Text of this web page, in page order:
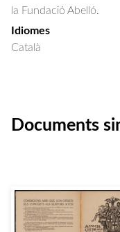
la Fundació Abelló.
Idiomes
Català
Documents